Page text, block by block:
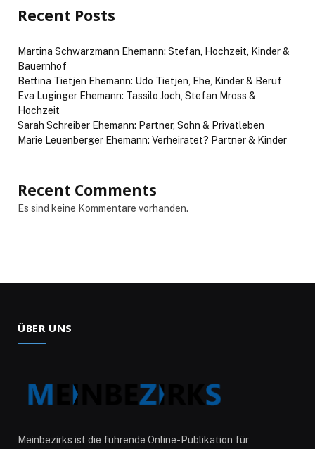
Recent Posts
Martina Schwarzmann Ehemann: Stefan, Hochzeit, Kinder &
Bauernhof
Bettina Tietjen Ehemann: Udo Tietjen, Ehe, Kinder & Beruf
Eva Luginger Ehemann: Tassilo Joch, Stefan Mross &
Hochzeit
Sarah Schreiber Ehemann: Partner, Sohn & Privatleben
Marie Leuenberger Ehemann: Verheiratet? Partner & Kinder
Recent Comments
Es sind keine Kommentare vorhanden.
ÜBER UNS
Meinbezirks ist die führende Online-Publikation für